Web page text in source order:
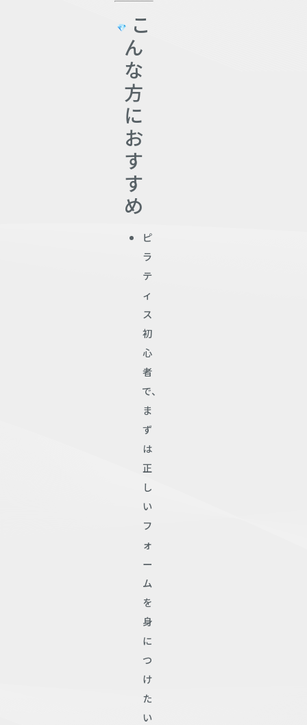
こ
ん
な
方
に
お
す
す
め
ピ
ラ
テ
ィ
ス
初
心
者
で、
ま
ず
は
正
し
い
フ
ォ
ー
ム
を
身
に
つ
け
た
い